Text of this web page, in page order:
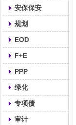
安保保安
规划
EOD
F+E
PPP
绿化
专项债
审计